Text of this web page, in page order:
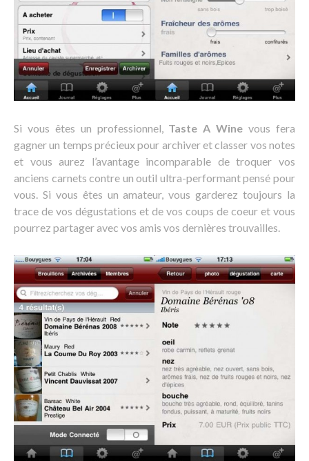
Si vous êtes un professionnel, Taste A Wine vous fera
gagner un temps précieux pour archiver et classer vos notes
et vous aurez l’avantage incomparable de troquer vos
anciens carnets contre un outil ultra-performant pensé pour
vous. Si vous êtes un amateur, vous garderez toujours la
trace de vos dégustations et de vos coups de coeur et vous
pourrez partager avec vos amis vos dernières trouvailles.